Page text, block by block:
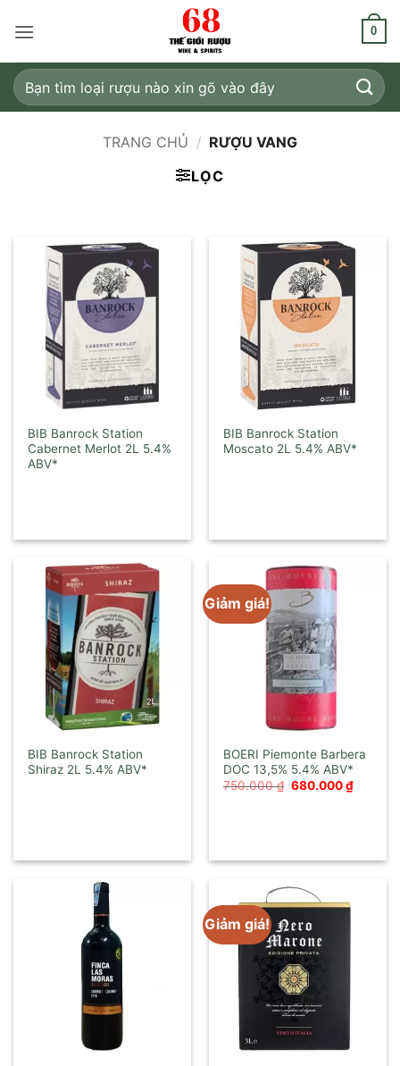
qua
dung
0
Tìm
kiếm:
TRANG CHỦ / RƯỢU VANG
LỌC
BIB Banrock Station
Cabernet Merlot 2L
BIB Banrock Station
Moscato 2L
BIB Banrock Station
Shiraz 2L
Giảm giá!
BOERI Piemonte Barbera
DOC 13,5%
750.000₫ Giá
680.000₫Giá
Giảm giá!